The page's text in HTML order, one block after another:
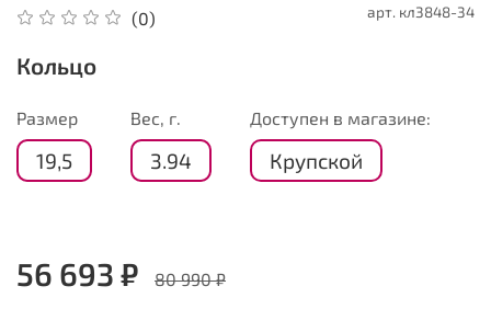
(0) арт. кл3848-34
Кольцо
Размер
19,5
Вес, г.
3.94
Доступен в магазине:
Крупской
56 693 ₽ 80 990 ₽